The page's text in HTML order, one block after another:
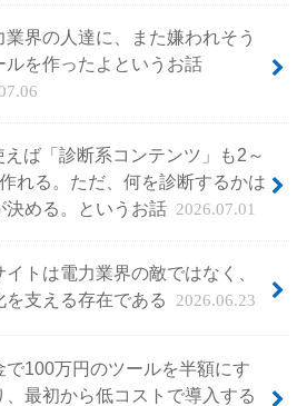
業界の人達に、また嫌われそう
ルを作ったよというお話
えば「診断系コンテンツ」も2～
れる。ただ、何を診断するかは
決める。というお話 2026.07.01
イトは電力業界の敵ではなく、
を支える存在である
2026.06.23
で100万円のツールを半額にす
、最初から低コストで導入する